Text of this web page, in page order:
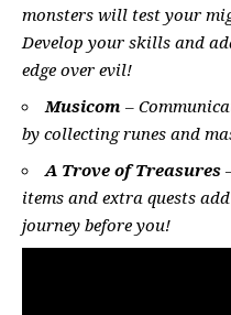
monsters will test your
Develop your skills and
edge over evil!
Musicom –
by collecting runes and
A Trove of Treasures
items and extra quests
journey before you!